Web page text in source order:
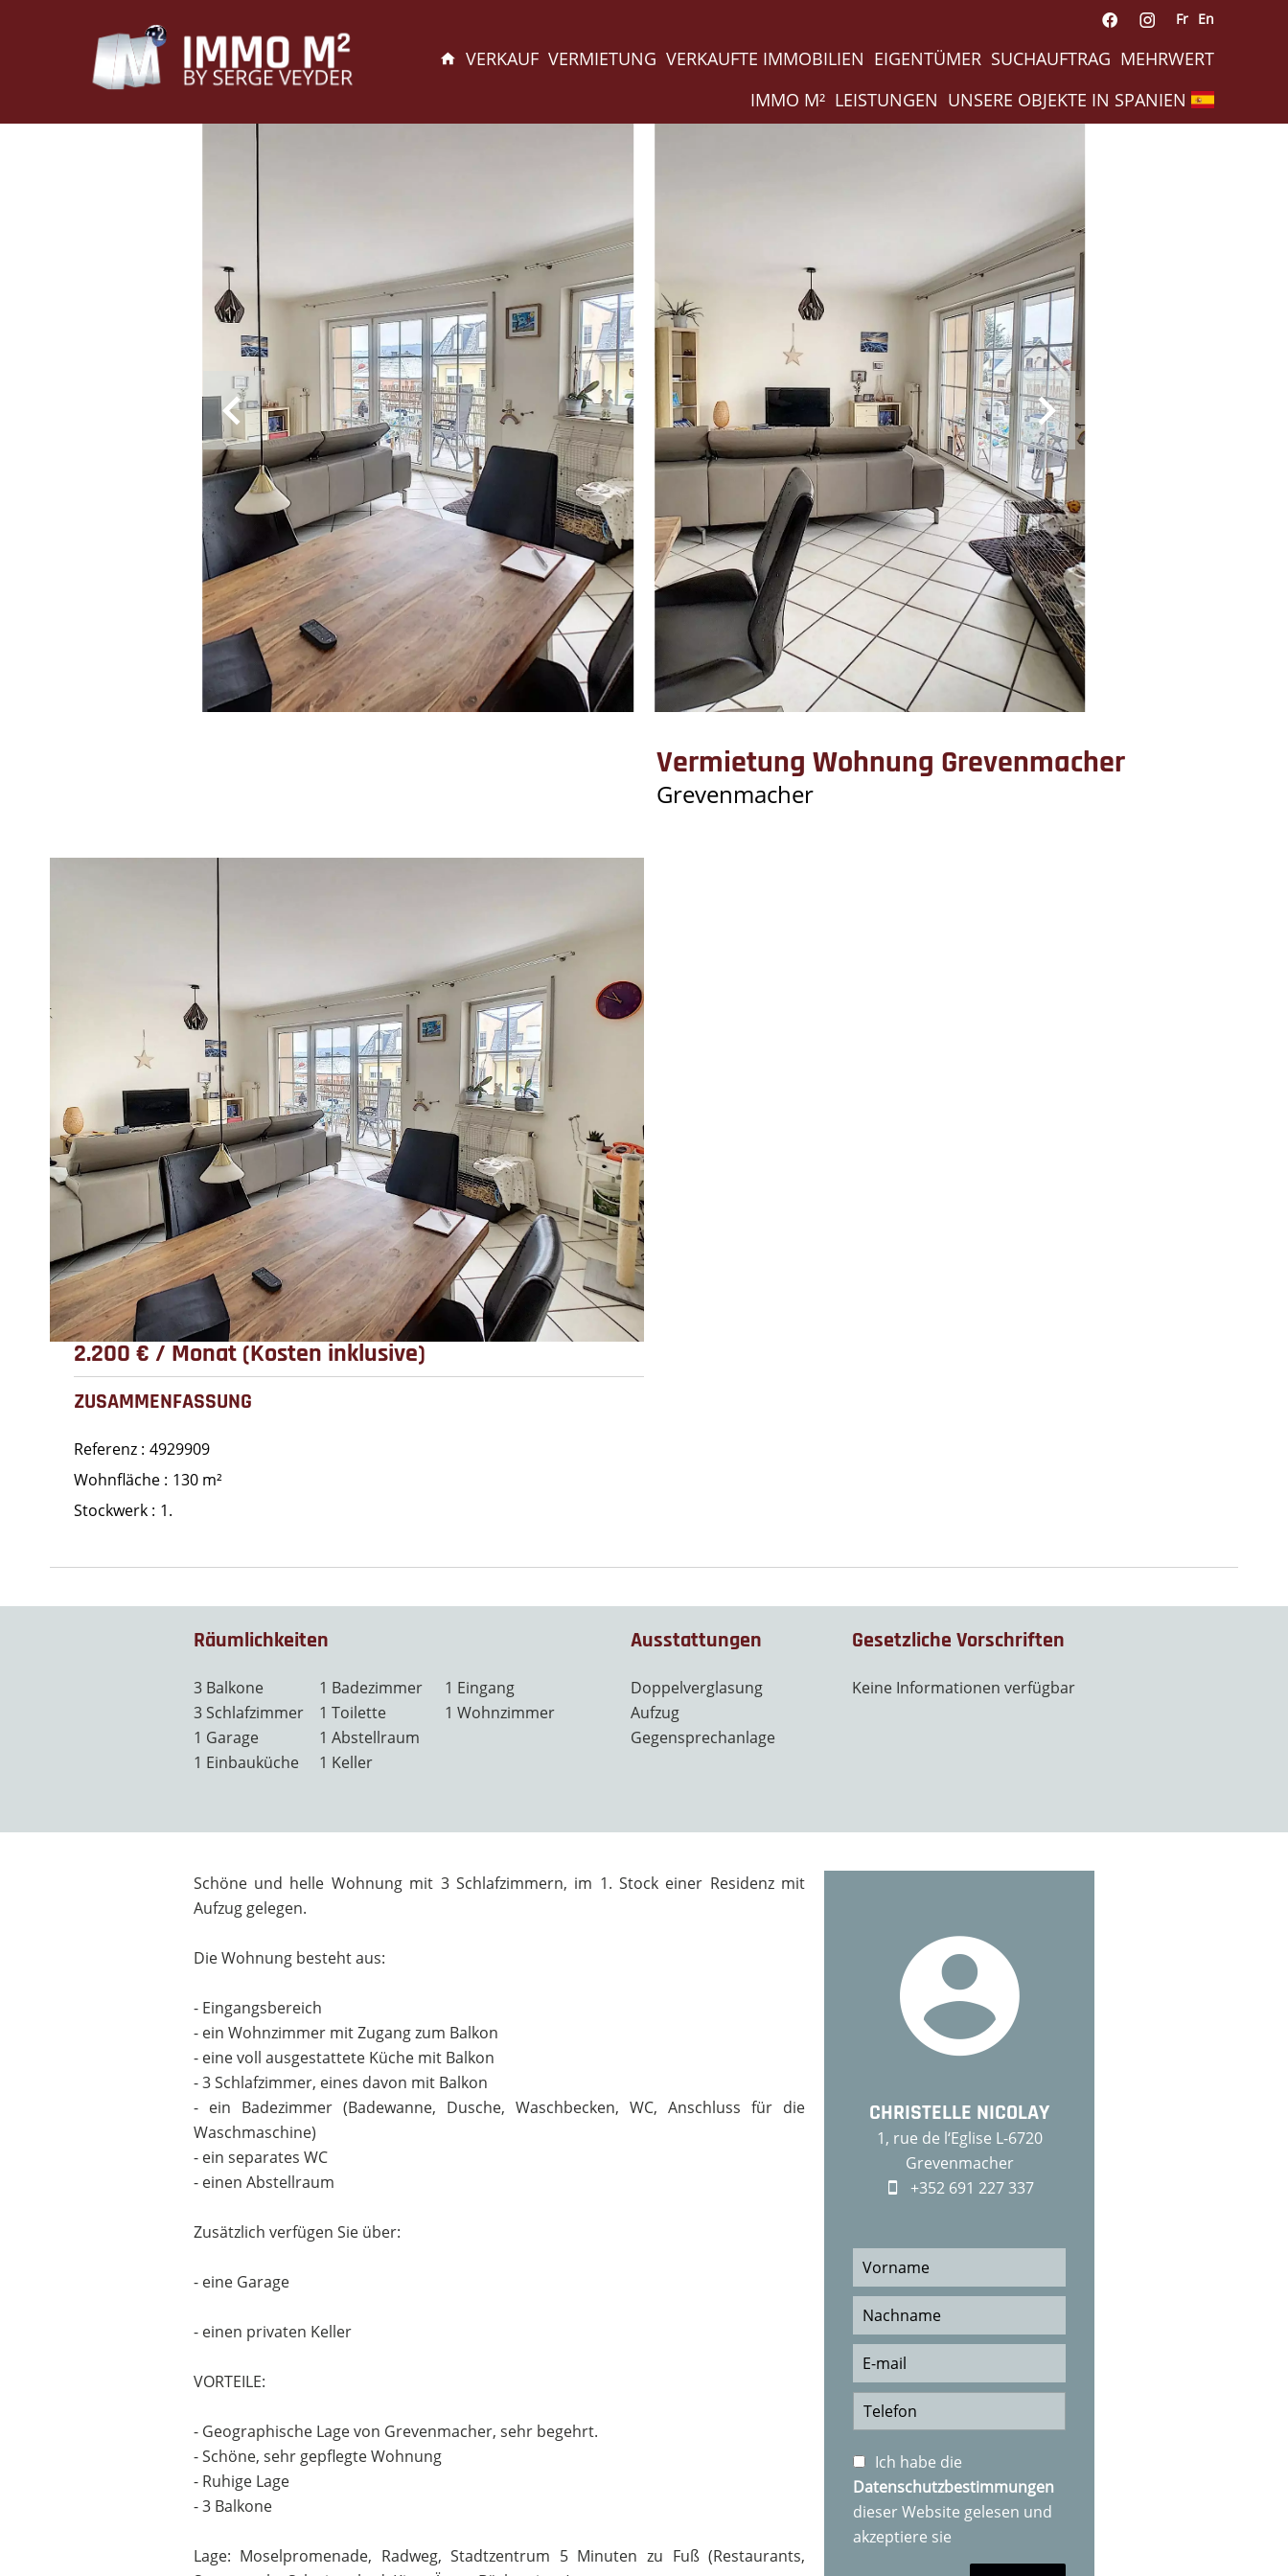
Fr En
VERKAUF VERMIETUNG VERKAUFTE IMMOBILIEN EIGENTÜMER SUCHAUFTRAG MEHRWERT
IMMO M² LEISTUNGEN UNSERE OBJEKTE IN SPANIEN
Vermietung Wohnung Grevenmacher
Grevenmacher
2.200 € / Monat (Kosten inklusive)
ZUSAMMENFASSUNG
Referenz 4929909
Wohnfläche
130 m²
Stockwerk
1.
Räumlichkeiten
3 Balkone
3 Schlafzimmer
1 Garage
1 Einbauküche
1 Badezimmer
1 Toilette
1 Abstellraum
1 Keller
1 Eingang
1 Wohnzimmer
Ausstattungen
Doppelverglasung
Aufzug
Gegensprechanlage
Gesetzliche Vorschriften
Keine Informationen verfügbar
CHRISTELLE NICOLAY
1, rue de l‘Eglise L-6720
Grevenmacher
+352 691 227 337
Ich habe die
Datenschutzbestimmungen
dieser Website gelesen und
akzeptiere sie
Schöne und helle Wohnung mit 3 Schlafzimmern, im 1. Stock einer Residenz mit
Aufzug gelegen.
Die Wohnung besteht aus:
- Eingangsbereich
- ein Wohnzimmer mit Zugang zum Balkon
- eine voll ausgestattete Küche mit Balkon
- 3 Schlafzimmer, eines davon mit Balkon
- ein Badezimmer (Badewanne, Dusche, Waschbecken, WC, Anschluss für die
Waschmaschine)
- ein separates WC
- einen Abstellraum
Zusätzlich verfügen Sie über:
- eine Garage
- einen privaten Keller
VORTEILE:
- Geographische Lage von Grevenmacher, sehr begehrt.
- Schöne, sehr gepflegte Wohnung
- Ruhige Lage
- 3 Balkone
Lage: Moselpromenade, Radweg, Stadtzentrum 5 Minuten zu Fuß (Restaurants,